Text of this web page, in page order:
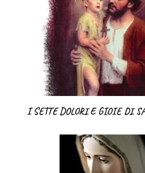
I SETTE DOLORI E GIOIE DI